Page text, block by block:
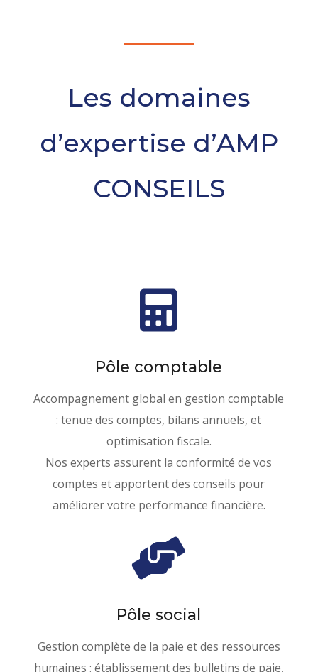
Les domaines
d’expertise d’AMP
CONSEILS

Pôle comptable
Accompagnement global en gestion comptable
: tenue des comptes, bilans annuels, et
optimisation fiscale.
Nos experts assurent la conformité de vos
comptes et apportent des conseils pour
améliorer votre performance financière.

Pôle social
Gestion complète de la paie et des ressources
humaines : établissement des bulletins de paie,